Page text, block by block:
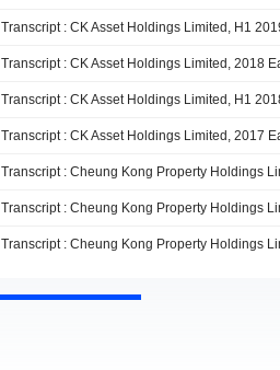
Transcript : CK Asset Holdings Limited, H1
Transcript : CK Asset Holdings Limited, 2018
Transcript : CK Asset Holdings Limited, H1
Transcript : CK Asset Holdings Limited, 2017